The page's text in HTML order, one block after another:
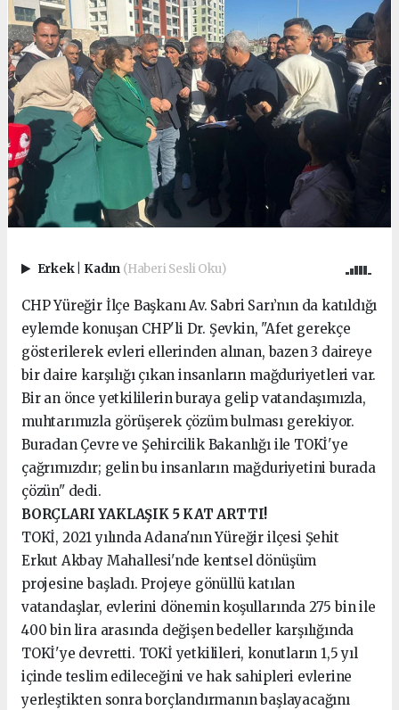
Erkek Kadın (Haberi Sesli Oku)
CHP Yüreğir İlçe Başkanı Av. Sabri Sarı’nın da katıldığı
eylemde konuşan CHP'li Dr. Şevkin, "Afet gerekçe
gösterilerek evleri ellerinden alınan, bazen 3 daireye
bir daire karşılığı çıkan insanların mağduriyetleri var.
Bir an önce yetkililerin buraya gelip vatandaşımızla,
muhtarımızla görüşerek çözüm bulması gerekiyor.
Buradan Çevre ve Şehircilik Bakanlığı ile TOKİ'ye
çağrımızdır; gelin bu insanların mağduriyetini burada
çözün" dedi.
BORÇLARI YAKLAŞIK 5 KAT ARTTI!
TOKİ, 2021 yılında Adana'nın Yüreğir ilçesi Şehit
Erkut Akbay Mahallesi'nde kentsel dönüşüm
projesine başladı. Projeye gönüllü katılan
vatandaşlar, evlerini dönemin koşullarında 275 bin ile
400 bin lira arasında değişen bedeller karşılığında
TOKİ'ye devretti. TOKİ yetkilileri, konutların 1,5 yıl
içinde teslim edileceğini ve hak sahipleri evlerine
yerleştikten sonra borçlandırmanın başlayacağını